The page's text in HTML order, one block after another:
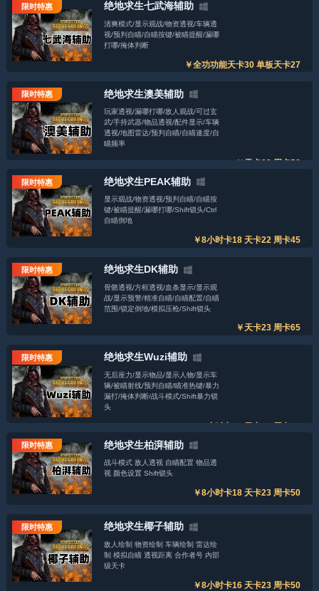
限时特惠 绝地求生七武海辅助
清爽模式/显示观战/物资透视/车辆透
视/预判自瞄/自瞄按键/被瞄提醒/漏哪
打哪/掩体判断
￥全功功能天卡30 单板天卡27
限时特惠 绝地求生澳美辅助
玩家透视/漏哪打哪/敌人观战/可过玄
武/手持武器/物品透视/配件显示/车辆
透视/地图雷达/预判自瞄/自瞄速度/自
瞄频率
￥天卡23 周卡58
限时特惠 绝地求生PEAK辅助
显示观战/物资透视/预判自瞄/自瞄按
键/被瞄提醒/漏哪打哪/Shift锁头/Ctrl
自瞄倒地
￥8小时卡18 天卡22 周卡45
限时特惠 绝地求生DK辅助
骨骼透视/方框透视/血条显示/显示观
战/显示预警/精准自瞄/自瞄配置/自瞄
范围/锁定倒地/模拟压枪/Shift锁头
￥天卡23 周卡65
限时特惠 绝地求生Wuzi辅助
无后座力/显示物品/显示人物/显示车
辆/被瞄射线/预判自瞄/瞄准热键/暴力
漏打/掩体判断/战斗模式/Shift暴力锁
头
￥8小时卡16 天卡22 周卡45
限时特惠 绝地求生柏湃辅助
战斗模式 敌人透视 自瞄配置 物品透
视 颜色设置 Shift锁头
￥8小时卡18 天卡23 周卡50
限时特惠 绝地求生椰子辅助
敌人绘制 物资绘制 车辆绘制 雷达绘
制 模拟自瞄 透视距离 合作者号 内部
级天卡
￥8小时卡16 天卡23 周卡50